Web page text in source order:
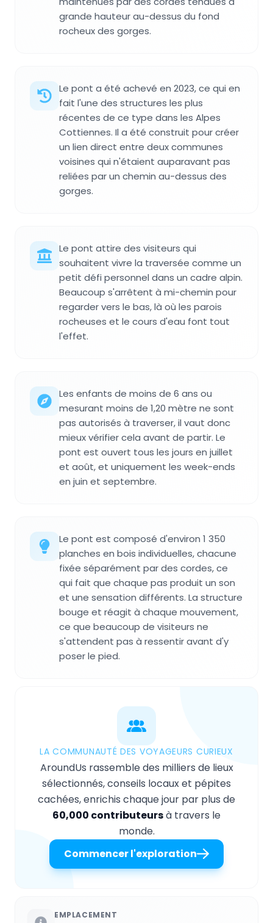
grande hauteur au-dessus du fond
rocheux des gorges.
Le pont a été achevé en 2023, ce qui en
fait l'une des structures les plus
récentes de ce type dans les Alpes
Cottiennes. Il a été construit pour créer
un lien direct entre deux communes
voisines qui n'étaient auparavant pas
reliées par un chemin au-dessus des
gorges.
Le pont attire des visiteurs qui
souhaitent vivre la traversée comme un
petit défi personnel dans un cadre alpin.
Beaucoup s'arrêtent à mi-chemin pour
regarder vers le bas, là où les parois
rocheuses et le cours d'eau font tout
l'effet.
Les enfants de moins de 6 ans ou
mesurant moins de 1,20 mètre ne sont
pas autorisés à traverser, il vaut donc
mieux vérifier cela avant de partir. Le
pont est ouvert tous les jours en juillet
et août, et uniquement les week-ends
en juin et septembre.
Le pont est composé d'environ 1 350
planches en bois individuelles, chacune
fixée séparément par des cordes, ce
qui fait que chaque pas produit un son
et une sensation différents. La structure
bouge et réagit à chaque mouvement,
ce que beaucoup de visiteurs ne
s'attendent pas à ressentir avant d'y
poser le pied.
LA COMMUNAUTÉ DES VOYAGEURS CURIEUX
AroundUs rassemble des milliers de lieux
sélectionnés, conseils locaux et pépites
cachées, enrichis chaque jour par plus de
60,000 contributeursà travers le
monde.
Commencer l'exploration
EMPLACEMENT